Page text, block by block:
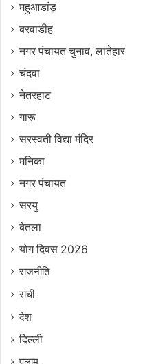
महुआडांड़
बरवाडीह
नगर पंचायत चुनाव, लातेहार
चंदवा
नेतरहाट
गारू
सरस्‍वती विद्या मंदिर
मनिका
नगर पंचायत
सरयु
बेतला
योग दिवस 2026
राजनीति
रांची
देश
दिल्‍ली